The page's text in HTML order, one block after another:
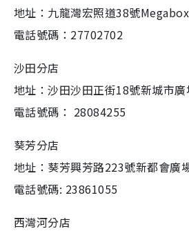
地址：九龍灣宏照道38號
電話號碼：27702702
沙田分店
地址：沙田沙田正街18號新城市
電話號碼： 28084255
葵芳分店
地址：葵芳興芳路223號新都會廣
電話號碼: 23861055
西灣河分店